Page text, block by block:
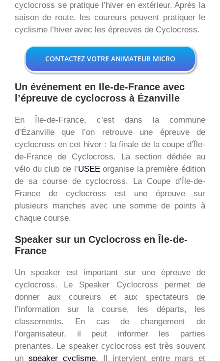
cyclocross se pratique l’hiver en extérieur. Après la
saison de route, les coureurs peuvent pratiquer le
cyclisme l’hiver avec les épreuves de Cyclocross.
CONTACTEZ VOTRE ANIMATEUR MICRO
Un événement en Ile-de-France avec
l’épreuve de cyclocross à Ézanville
En Île-de-France, c’est dans la commune
d’Ézanville que l’on retrouve une épreuve de
cyclocross en cet hiver : la finale de la coupe d’Île-
de-France de Cyclocross. La section dédiée au
vélo du club de l’USEEorganise la première édition
de sa course de cyclocross. La Coupe d’Île-de-
France de cyclocross est une épreuve sur
plusieurs manches avec une somme de points à
chaque course.
Speaker sur un Cyclocross en Île-de-
France
Un speaker est important sur une épreuve de
cyclocross. Le Speaker Cyclocross permet de
donner aux coureurs et aux spectateurs de
l’information sur la course, les départs, les
classements. En cas de changement de
l’organisateur, il peut informer les parties
prenantes. Le speaker cyclocross est très souvent
un speaker cyclisme. Il intervient entre mars et